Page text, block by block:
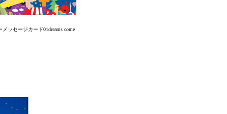
メッセージカード01dreams come